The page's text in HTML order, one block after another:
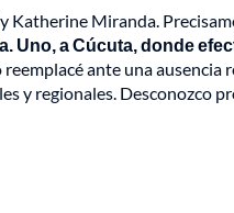
Miranda.
Uno, a Cúcuta, donde
reemplacé ante una
y regionales. Desconozco